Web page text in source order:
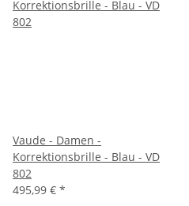
Vaude - Damen -
Korrektionsbrille - Blau - VD
802
495,99 € *